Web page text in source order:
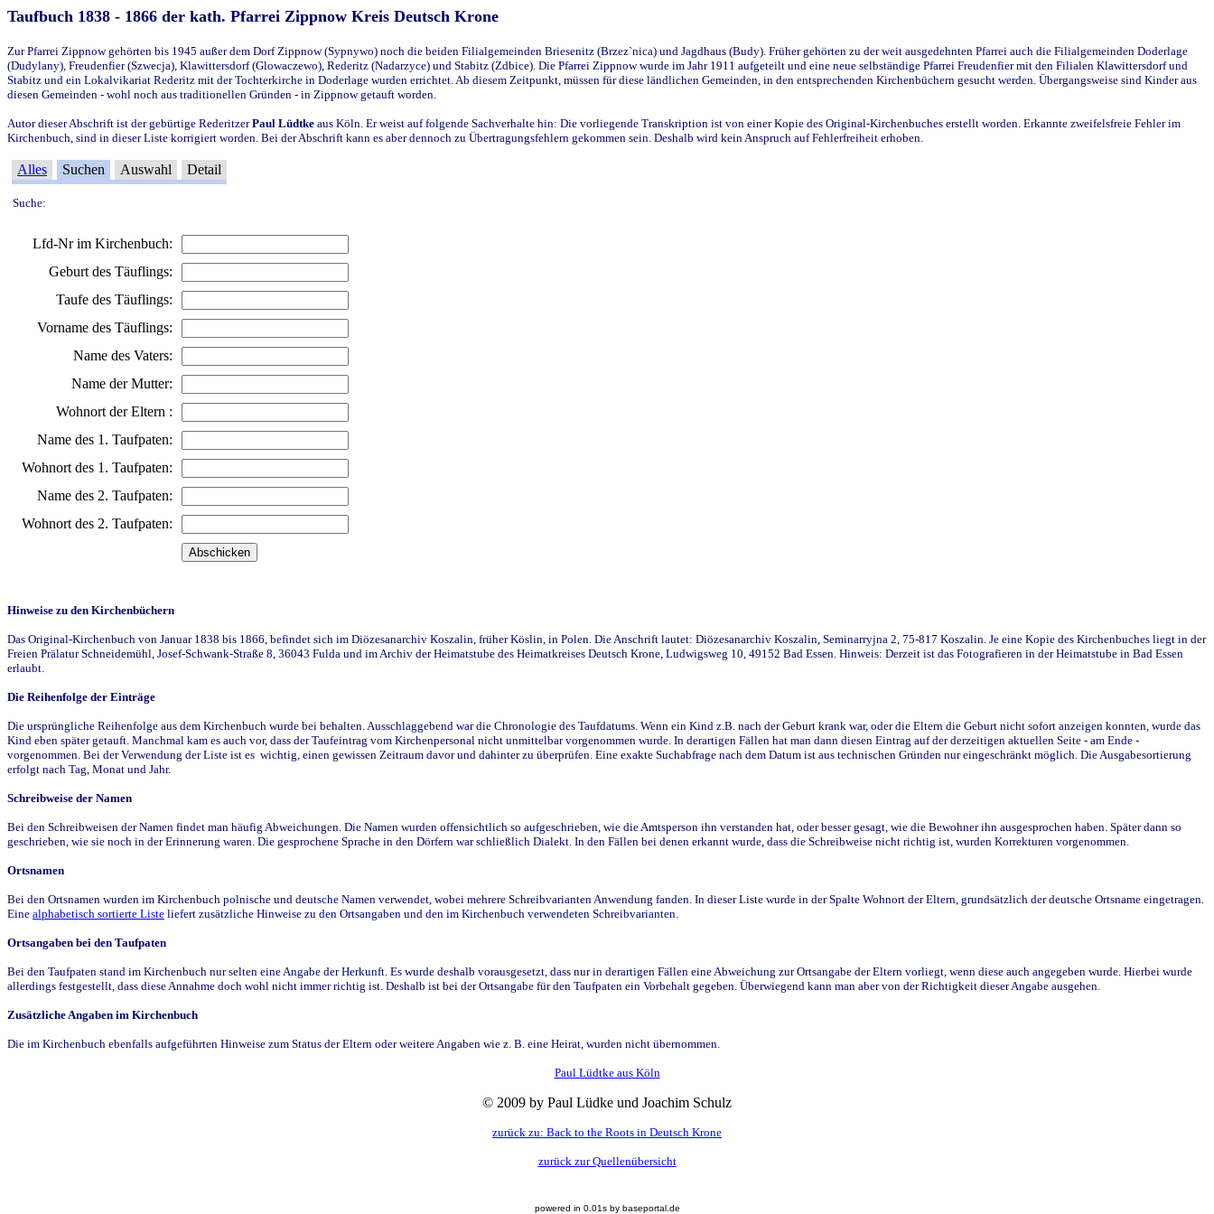
Taufbuch 1838 - 1866 der kath. Pfarrei Zippnow Kreis Deutsch Krone
Zur Pfarrei Zippnow gehörten bis 1945 außer dem Dorf Zippnow (Sypnywo) noch die beiden Filialgemeinden Briesenitz (Brzez`nica) und Jagdhaus (Budy). Früher gehörten zu der weit ausgedehnten Pfarrei auch die Filialgemeinden Doderlage
(Dudylany), Freudenfier (Szwecja), Klawittersdorf (Glowaczewo), Rederitz (Nadarzyce) und Stabitz (Zdbice). Die Pfarrei Zippnow wurde im Jahr 1911 aufgeteilt und eine neue selbständige Pfarrei Freudenfier mit den Filialen Klawittersdorf und
Stabitz und ein Lokalvikariat Rederitz mit der Tochterkirche in Doderlage wurden errichtet. Ab diesem Zeitpunkt, müssen für diese ländlichen Gemeinden, in den entsprechenden Kirchenbüchern gesucht werden. Übergangsweise sind Kinder aus
diesen Gemeinden - wohl noch aus traditionellen Gründen - in Zippnow getauft worden.
Autor dieser Abschrift ist der gebürtige RederitzerPaul Lüdtke aus Köln. Er weist auf folgende Sachverhalte hin: Die vorliegende Transkription ist von einer Kopie des Original-Kirchenbuches erstellt worden. Erkannte zweifelsfreie Fehler im
Kirchenbuch, sind in dieser Liste korrigiert worden. Bei der Abschrift kann es aber dennoch zu Übertragungsfehlern gekommen sein. Deshalb wird kein Anspruch auf Fehlerfreiheit erhoben.
Alles Suchen Auswahl Detail
Suche:
Lfd-Nr im Kirchenbuch:
Geburt des Täuflings:
Taufe des Täuflings:
Vorname des Täuflings:
Name des Vaters:
Name der Mutter:
Wohnort der Eltern :
Name des 1. Taufpaten:
Wohnort des 1. Taufpaten:
Name des 2. Taufpaten:
Wohnort des 2. Taufpaten:
Hinweise zu den Kirchenbüchern
Das Original-Kirchenbuch von Januar 1838 bis 1866, befindet sich im Diözesanarchiv Koszalin, früher Köslin, in Polen. Die Anschrift lautet: Diözesanarchiv Koszalin, Seminarryjna 2, 75-817 Koszalin. Je eine Kopie des Kirchenbuches liegt in der
Freien Prälatur Schneidemühl, Josef-Schwank-Straße 8, 36043 Fulda und im Archiv der Heimatstube des Heimatkreises Deutsch Krone, Ludwigsweg 10, 49152 Bad Essen. Hinweis: Derzeit ist das Fotografieren in der Heimatstube in Bad Essen
erlaubt.
Die Reihenfolge der Einträge
Die ursprüngliche Reihenfolge aus dem Kirchenbuch wurde bei behalten. Ausschlaggebend war die Chronologie des Taufdatums. Wenn ein Kind z.B. nach der Geburt krank war, oder die Eltern die Geburt nicht sofort anzeigen konnten, wurde das
Kind eben später getauft. Manchmal kam es auch vor, dass der Taufeintrag vom Kirchenpersonal nicht unmittelbar vorgenommen wurde. In derartigen Fällen hat man dann diesen Eintrag auf der derzeitigen aktuellen Seite - am Ende -
vorgenommen. Bei der Verwendung der Liste ist es wichtig, einen gewissen Zeitraum davor und dahinter zu überprüfen. Eine exakte Suchabfrage nach dem Datum ist aus technischen Gründen nur eingeschränkt möglich. Die Ausgabesortierung
erfolgt nach Tag, Monat und Jahr.
Schreibweise der Namen
Bei den Schreibweisen der Namen findet man häufig Abweichungen. Die Namen wurden offensichtlich so aufgeschrieben, wie die Amtsperson ihn verstanden hat, oder besser gesagt, wie die Bewohner ihn ausgesprochen haben. Später dann so
geschrieben, wie sie noch in der Erinnerung waren. Die gesprochene Sprache in den Dörfern war schließlich Dialekt. In den Fällen bei denen erkannt wurde, dass die Schreibweise nicht richtig ist, wurden Korrekturen vorgenommen.
Ortsnamen
Bei den Ortsnamen wurden im Kirchenbuch polnische und deutsche Namen verwendet, wobei mehrere Schreibvarianten Anwendung fanden. In dieser Liste wurde in der Spalte Wohnort der Eltern, grundsätzlich der deutsche Ortsname eingetragen.
Eine alphabetisch sortierte Liste liefert zusätzliche Hinweise zu den Ortsangaben und den im Kirchenbuch verwendeten Schreibvarianten.
Ortsangaben bei den Taufpaten
Bei den Taufpaten stand im Kirchenbuch nur selten eine Angabe der Herkunft. Es wurde deshalb vorausgesetzt, dass nur in derartigen Fällen eine Abweichung zur Ortsangabe der Eltern vorliegt, wenn diese auch angegeben wurde. Hierbei wurde
allerdings festgestellt, dass diese Annahme doch wohl nicht immer richtig ist. Deshalb ist bei der Ortsangabe für den Taufpaten ein Vorbehalt gegeben. Überwiegend kann man aber von der Richtigkeit dieser Angabe ausgehen.
Zusätzliche Angaben im Kirchenbuch
Die im Kirchenbuch ebenfalls aufgeführten Hinweise zum Status der Eltern oder weitere Angaben wie z. B. eine Heirat, wurden nicht übernommen.
Paul Lüdtke aus Köln
© 2009 by Paul Lüdke und Joachim Schulz
zurück zu: Back to the Roots in Deutsch Krone
zurück zur Quellenübersicht
powered in 0.01s by baseportal.de